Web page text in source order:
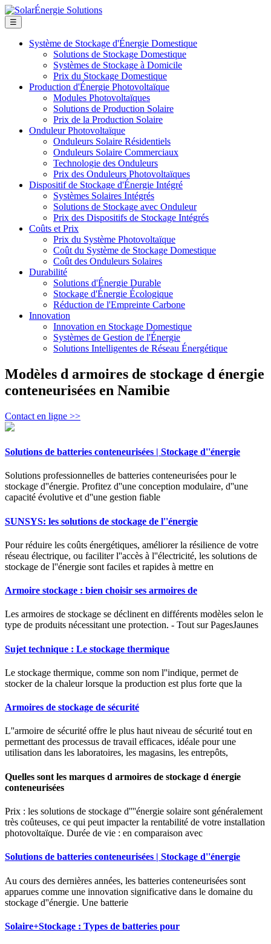
☰
Système de Stockage d'Énergie Domestique
Solutions de Stockage Domestique
Systèmes de Stockage à Domicile
Prix du Stockage Domestique
Production d'Énergie Photovoltaïque
Modules Photovoltaïques
Solutions de Production Solaire
Prix de la Production Solaire
Onduleur Photovoltaïque
Onduleurs Solaire Résidentiels
Onduleurs Solaire Commerciaux
Technologie des Onduleurs
Prix des Onduleurs Photovoltaïques
Dispositif de Stockage d'Énergie Intégré
Systèmes Solaires Intégrés
Solutions de Stockage avec Onduleur
Prix des Dispositifs de Stockage Intégrés
Coûts et Prix
Prix du Système Photovoltaïque
Coût du Système de Stockage Domestique
Coût des Onduleurs Solaires
Durabilité
Solutions d'Énergie Durable
Stockage d'Énergie Écologique
Réduction de l'Empreinte Carbone
Innovation
Innovation en Stockage Domestique
Systèmes de Gestion de l'Énergie
Solutions Intelligentes de Réseau Énergétique
Modèles d armoires de stockage d énergie
conteneurisées en Namibie
Contact en ligne >>
Solutions de batteries conteneurisées | Stockage d''énergie
Solutions professionnelles de batteries conteneurisées pour le
stockage d''énergie. Profitez d''une conception modulaire, d''une
capacité évolutive et d''une gestion fiable
SUNSYS: les solutions de stockage de l''énergie
Pour réduire les coûts énergétiques, améliorer la résilience de votre
réseau électrique, ou faciliter l''accès à l''électricité, les solutions de
stockage de l''énergie sont faciles et rapides à mettre en
Armoire stockage : bien choisir ses armoires de
Les armoires de stockage se déclinent en différents modèles selon le
type de produits nécessitant une protection. - Tout sur PagesJaunes
Sujet technique : Le stockage thermique
Le stockage thermique, comme son nom l''indique, permet de
stocker de la chaleur lorsque la production est plus forte que la
Armoires de stockage de sécurité
L''armoire de sécurité offre le plus haut niveau de sécurité tout en
permettant des processus de travail efficaces, idéale pour une
utilisation dans les laboratoires, les magasins, les entrepôts,
Quelles sont les marques d armoires de stockage d énergie
conteneurisées
Prix : les solutions de stockage d''''énergie solaire sont généralement
très coûteuses, ce qui peut impacter la rentabilité de votre installation
photovoltaïque. Durée de vie : en comparaison avec
Solutions de batteries conteneurisées | Stockage d''énergie
Au cours des dernières années, les batteries conteneurisées sont
apparues comme une innovation significative dans le domaine du
stockage d''énergie. Une batterie
Solaire+Stockage : Types de batteries pour